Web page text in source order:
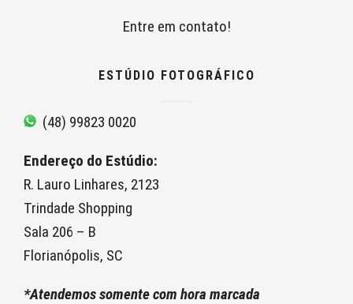
Entre em contato!
ESTÚDIO FOTOGRÁFICO
(48) 99823 0020
Endereço do Estúdio:
R. Lauro Linhares, 2123
Trindade Shopping
Sala 206 – B
Florianópolis, SC
*Atendemos somente com hora marcada